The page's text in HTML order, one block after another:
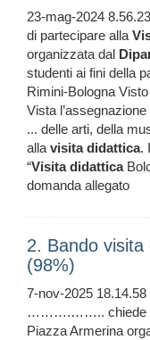
23-mag-2024 8.56.23
di partecipare alla
organizzata dal
studenti ai fini della
Rimini-Bologna
Vista
... delle arti, della
allavisita didattica.
“Visita didattica
domanda allegato
2. Bando visita
(98%)
7-nov-2025 18.14.58
……….…….. chiede
Piazza Armerina